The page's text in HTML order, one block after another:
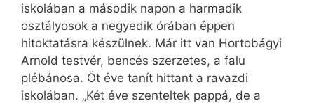
iskolában a második napon a harmadik
osztályosok a negyedik órában éppen
hitoktatásra készülnek. Már itt van Hortobágyi
Arnold testvér, bencés szerzetes, a falu
plébánosa. Öt éve tanít hittant a ravazdi
iskolában. „Két éve szenteltek pappá, de a